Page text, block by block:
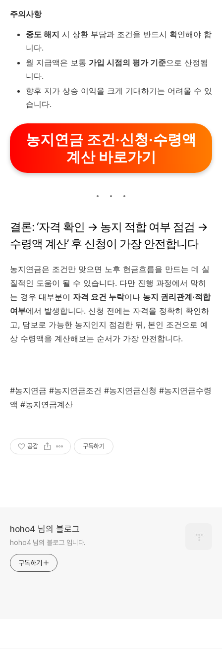
주의사항
중도 해지 시 상환 부담과 조건을 반드시 확인해야 합
니다.
월 지급액은 보통 가입 시점의 평가 기준으로 산정됩
니다.
향후 지가 상승 이익을 크게 기대하기는 어려울 수 있
습니다.
농지연금 조건·신청·수령액
계산 바로가기
결론: ‘자격 확인 → 농지 적합 여부 점검 →
수령액 계산’ 후 신청이 가장 안전합니다
농지연금은 조건만 맞으면 노후 현금흐름을 만드는 데 실
질적인 도움이 될 수 있습니다. 다만 진행 과정에서 막히
는 경우 대부분이 자격 요건 누락이나 농지 권리관계·적합
여부에서 발생합니다. 신청 전에는 자격을 정확히 확인하
고, 담보로 가능한 농지인지 점검한 뒤, 본인 조건으로 예
상 수령액을 계산해보는 순서가 가장 안전합니다.
#농지연금 #농지연금조건 #농지연금신청 #농지연금수령
액 #농지연금계산
공감 구독하기
hoho4 님의 블로그
hoho4 님의 블로그 입니다.
구독하기